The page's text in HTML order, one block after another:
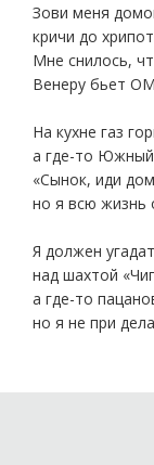
Зови меня
кричи до
Мне снилось,
Венеру бьет
На кухне газ
а где-то Южный
«Сынок, иди
но я всю жизнь
Я должен
над шахтой
а где-то
но я не при